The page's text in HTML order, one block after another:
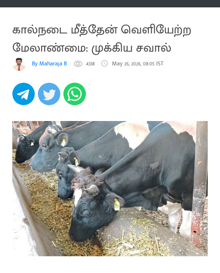
கால்நடை மீத்தேன் வெளியேற்ற
மேலாண்மை: முக்கிய சவால்
By Maharaja B 4338 May 26, 2026, 08:05 IST